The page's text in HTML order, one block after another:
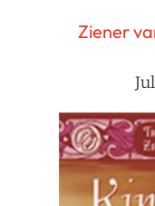
Ziener